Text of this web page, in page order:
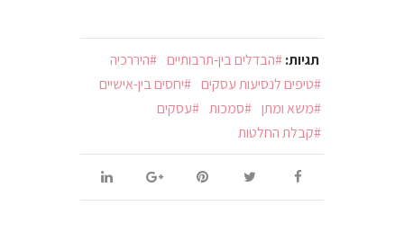
תגיות: הבדלים בין-תרבותיים
היררכיה
טיפים לנסיעות עסקים
יחסים בין-אישיים
משא ומתן
סמכות
עסקים
קבלת החלטות